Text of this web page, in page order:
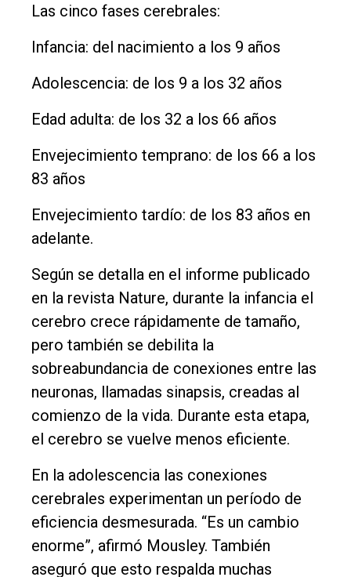
Las cinco fases cerebrales:
Infancia: del nacimiento a los 9 años
Adolescencia: de los 9 a los 32 años
Edad adulta: de los 32 a los 66 años
Envejecimiento temprano: de los 66 a los
83 años
Envejecimiento tardío: de los 83 años en
adelante.
Según se detalla en el informe publicado
en la revista Nature, durante la infancia el
cerebro crece rápidamente de tamaño,
pero también se debilita la
sobreabundancia de conexiones entre las
neuronas, llamadas sinapsis, creadas al
comienzo de la vida. Durante esta etapa,
el cerebro se vuelve menos eficiente.
En la adolescencia las conexiones
cerebrales experimentan un período de
eficiencia desmesurada. “Es un cambio
enorme”, afirmó Mousley. También
aseguró que esto respalda muchas